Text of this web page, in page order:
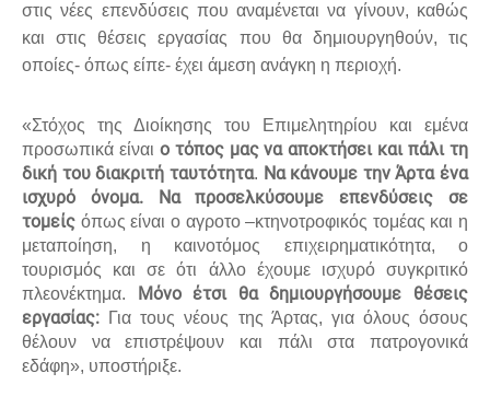
στις νέες επενδύσεις που αναμένεται να γίνουν, καθώς
και στις θέσεις εργασίας που θα δημιουργηθούν, τις
οποίες- όπως είπε- έχει άμεση ανάγκη η περιοχή.
«Στόχος της Διοίκησης του Επιμελητηρίου και εμένα
προσωπικά είναι ο τόπος μας να αποκτήσει και πάλι τη
δική του διακριτή ταυτότητα. Να κάνουμε την Άρτα ένα
ισχυρό όνομα.
Να προσελκύσουμε επενδύσεις σε
τομείς όπως είναι ο αγροτο –κτηνοτροφικός τομέας και η
μεταποίηση, η καινοτόμος επιχειρηματικότητα, ο
τουρισμός και σε ότι άλλο έχουμε ισχυρό συγκριτικό
πλεονέκτημα. Μόνο έτσι θα δημιουργήσουμε θέσεις
εργασίας: Για τους νέους της Άρτας, για όλους όσους
θέλουν να επιστρέψουν και πάλι στα πατρογονικά
εδάφη», υποστήριξε.